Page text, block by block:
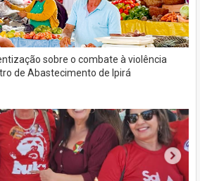
sobre o combate à violência
de Abastecimento de Ipirá